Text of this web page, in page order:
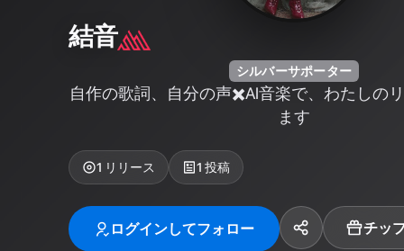
結音
シルバーサポーター
自作の歌詞、自分の声✖️AI音楽で、わたしの
ます
1 リリース 1 投稿
ログインしてフォロー チッ